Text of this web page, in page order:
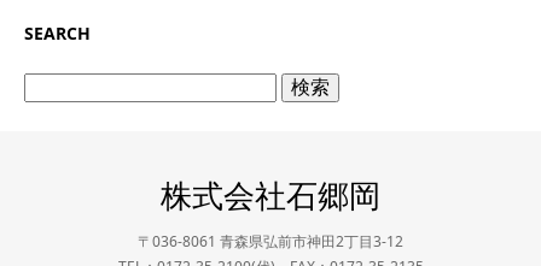
SEARCH
検
索:
株式会社石郷岡
〒036-8061 青森県弘前市神田2丁目3-12